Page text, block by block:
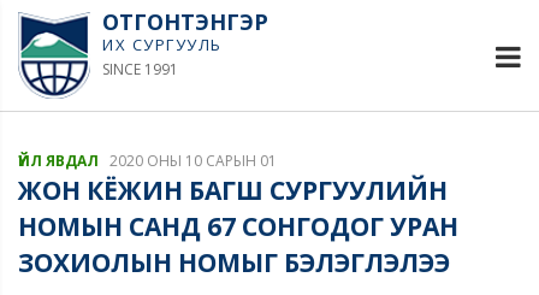
ОТГОНТЭНГЭР
ИХ СУРГУУЛЬ
SINCE 1991
ҮЙЛ ЯВДАЛ 2020 ОНЫ 10 САРЫН 01
ЖОН КЁЖИН БАГШ СУРГУУЛИЙН
НОМЫН САНД 67 СОНГОДОГ УРАН
ЗОХИОЛЫН НОМЫГ БЭЛЭГЛЭЛЭЭ